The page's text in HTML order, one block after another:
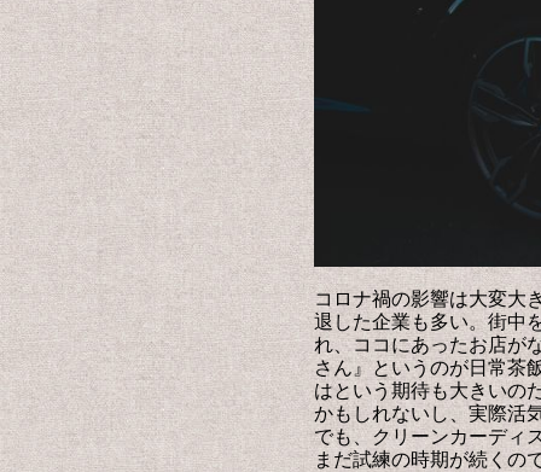
コロナ禍の影響は大変大
退した企業も多い。街中
れ、ココにあったお店が
さん』というのが日常茶
はという期待も大きいの
かもしれないし、実際活
でも、クリーンカーディ
まだ試練の時期が続くの